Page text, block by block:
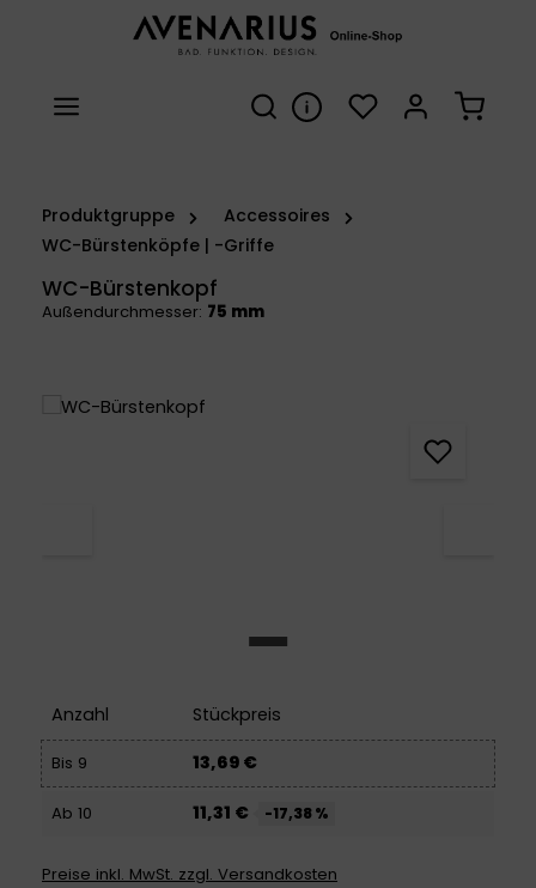
Zum Hauptinhalt springen
Du hast 0 Produkte
Produktgruppe
Accessoires
WC-Bürstenköpfe | -Griffe
WC-Bürstenkopf
Außendurchmesser: 75 mm
Bildergalerie überspringen
Anzahl Stückpreis
Bis 9 13,69 €
Ab 10 11,31 € -17,38 %
Preise inkl. MwSt. zzgl. Versandkosten